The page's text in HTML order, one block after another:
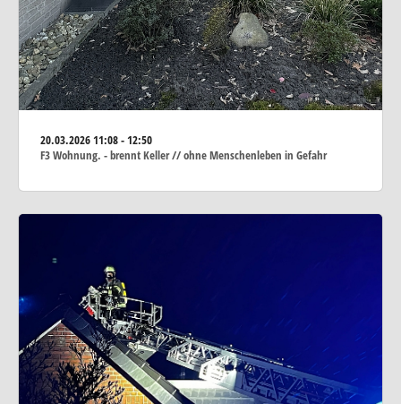
20.03.202611:08 - 12:50
F3 Wohnung. - brennt Keller // ohne Menschenleben in Gefahr